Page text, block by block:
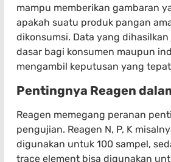
mampu memberikan gambaran
apakah suatu produk pangan
dikonsumsi. Data yang
dasar bagi konsumen maupun
mengambil keputusan yang
Pentingnya Reagen
Reagen memegang peranan
pengujian. Reagen N, P, K
digunakan untuk 100 sampel,
trace element bisa digunakan